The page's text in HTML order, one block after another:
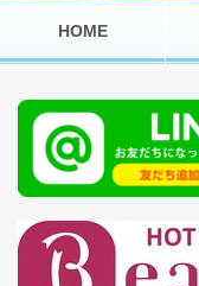
HOME